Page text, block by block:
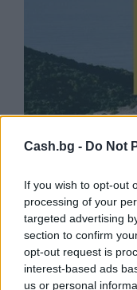
Cash.bg - Do Not
If you wish to opt-out
processing of your
targeted advertising
section to confirm
opt-out request is
interest-based ads
us or personal
Природен
Европа през
09.08.2026 / 17:30